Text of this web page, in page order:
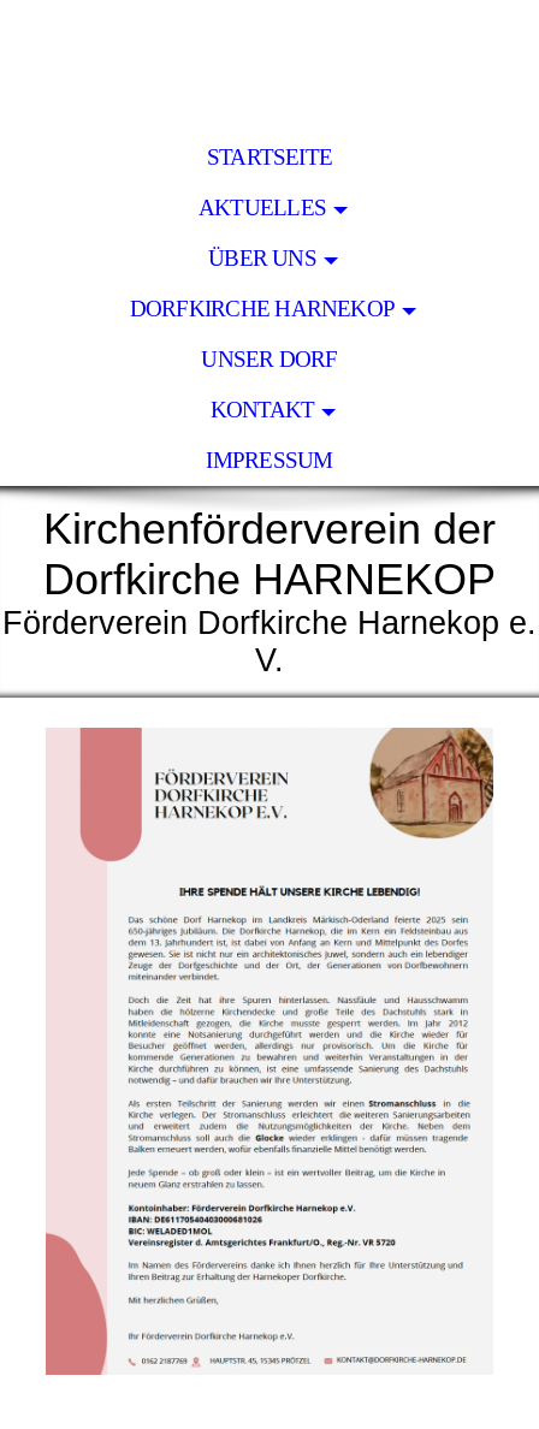
STARTSEITE
AKTUELLES
ÜBER UNS
DORFKIRCHE HARNEKOP
UNSER DORF
KONTAKT
IMPRESSUM
Kirchenförderverein der
Dorfkirche HARNEKOP
Förderverein Dorfkirche Harnekop e.
V.